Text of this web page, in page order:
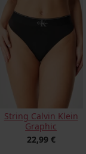
String Calvin Klein
Graphic
22,99 €